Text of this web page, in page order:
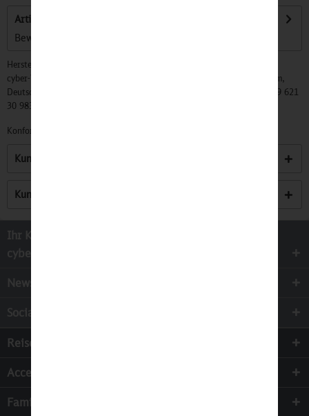
Artikel bewerten
Bewertungen lesen, schreiben und diskutieren...
Hersteller:
cyber-Wear Heidelberg GmbH, Elsa-Brändström-Str. 4, 68229 Mannheim,
Deutschland, Info@mycybergroup.com, https://mycybergroup.com, +49 621
30 983 0
Konformitätserklärungen zu unseren Produkten finden Sie
Kunden kauften auch
Kunden haben sich ebenfalls angesehen
Ihr Kontakt zur
cyber-Wear Heidelberg GmbH
Newsletter
Socialmedia
Reisen
Accessoires
Familie & Kinder